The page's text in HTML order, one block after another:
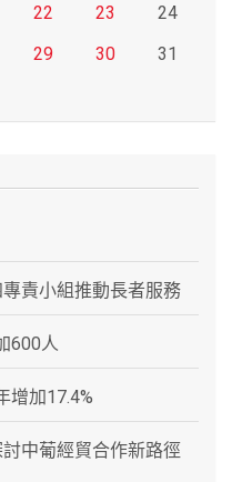
22 23
24
29 30
31
責小組推動長者服務
600人
增加17.4%
中葡經貿合作新路徑